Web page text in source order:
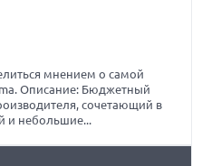
мнением о самой
Описание: Бюджетный
сочетающий в
и небольшие...